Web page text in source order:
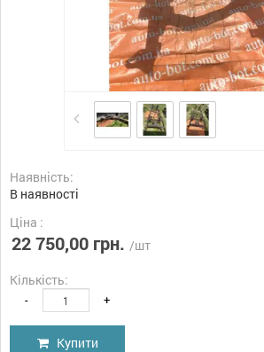
Наявність:
В наявності
Ціна :
22 750,00 грн. /шт
Кількість:
- +
Купити